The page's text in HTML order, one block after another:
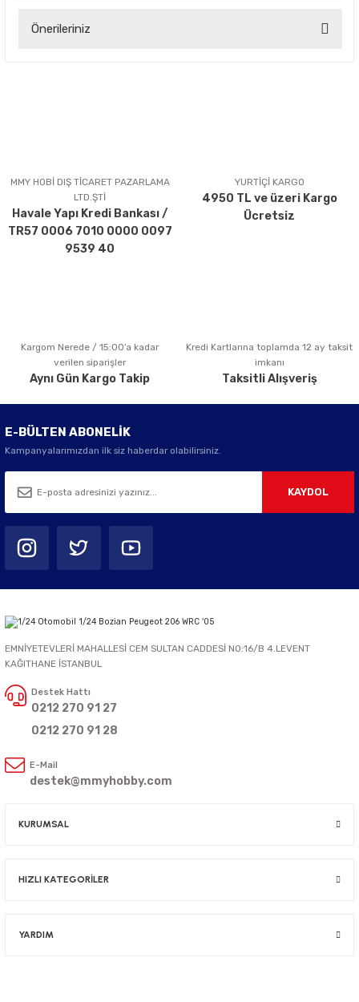
Önerileriniz
Ürün açıklamasında eksik bilgiler bulunuyor.
Ürün bilgilerinde hatalar bulunuyor.
Ürün fiyatı diğer sitelerden daha pahalı.
Bu ürüne benzer farklı alternatifler olmalı.
Gönder
MMY HOBİ DIŞ TİCARET PAZARLAMA
LTD.ŞTİ
Havale Yapı Kredi Bankası /
TR57 0006 7010 0000 0097
9539 40
YURTİÇİ KARGO
4950 TL ve üzeri Kargo
Ücretsiz
Kargom Nerede / 15:00’a kadar
verilen siparişler
Aynı Gün Kargo Takip
Kredi Kartlarına toplamda 12 ay taksit
imkanı
Taksitli Alışveriş
E-BÜLTEN ABONELİK
Kampanyalarımızdan ilk siz haberdar olabilirsiniz.
KAYDOL
EMNİYETEVLERİ MAHALLESİ CEM SULTAN CADDESİ NO:16/B 4.LEVENT
KAĞITHANE İSTANBUL
Destek Hattı
0212 270 91 27
0212 270 91 28
E-Mail
destek@mmyhobby.com
KURUMSAL
HIZLI KATEGORİLER
YARDIM